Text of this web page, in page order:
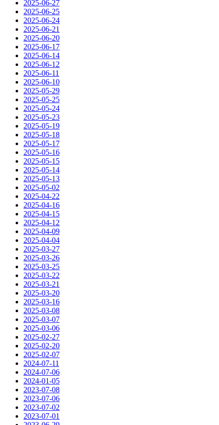
2025-06-27
2025-06-25
2025-06-24
2025-06-21
2025-06-20
2025-06-17
2025-06-14
2025-06-12
2025-06-11
2025-06-10
2025-05-29
2025-05-25
2025-05-24
2025-05-23
2025-05-19
2025-05-18
2025-05-17
2025-05-16
2025-05-15
2025-05-14
2025-05-13
2025-05-02
2025-04-22
2025-04-16
2025-04-15
2025-04-12
2025-04-09
2025-04-04
2025-03-27
2025-03-26
2025-03-25
2025-03-22
2025-03-21
2025-03-20
2025-03-16
2025-03-08
2025-03-07
2025-03-06
2025-02-27
2025-02-20
2025-02-07
2024-07-11
2024-07-06
2024-01-05
2023-07-08
2023-07-06
2023-07-02
2023-07-01